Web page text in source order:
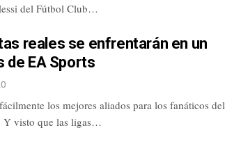
del Fútbol Club…
reales se enfrentarán en un
de EA Sports
los mejores aliados para los fanáticos del
Y visto que las ligas…